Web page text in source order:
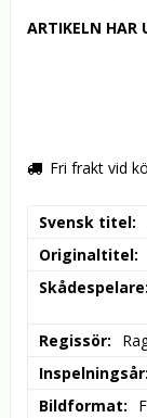
ARTIKELN HAR
Fri frakt vid
Svensk titel
Originaltitel
Skådespelare
Regissör
Inspelningsår
Bildformat